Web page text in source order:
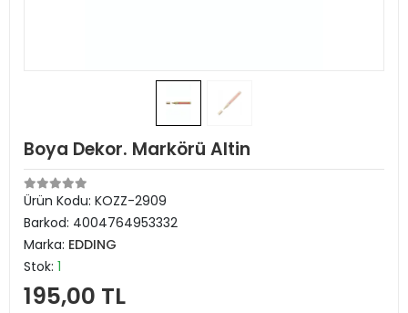
Boya Dekor. Markörü Altin
Ürün Kodu: KOZZ-2909
Barkod: 4004764953332
Marka: EDDING
Stok: 1
195,00 TL